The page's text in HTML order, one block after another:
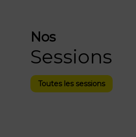
Nos
Sessions
Toutes les sessions